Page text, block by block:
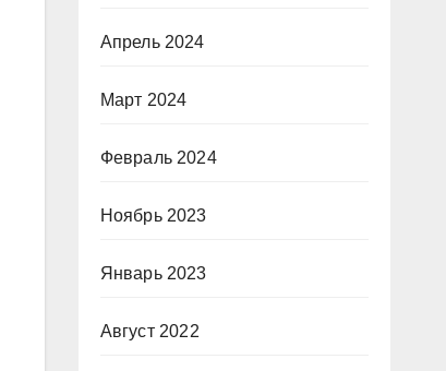
Апрель 2024
Март 2024
Февраль 2024
Ноябрь 2023
Январь 2023
Август 2022